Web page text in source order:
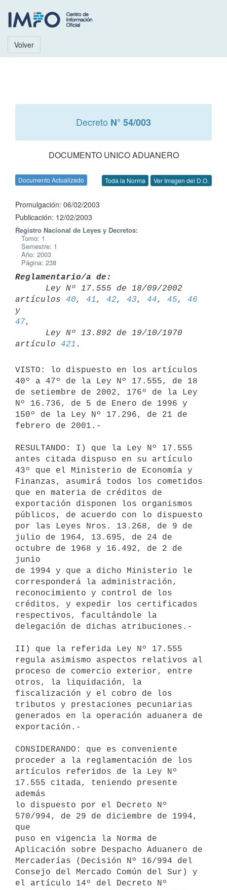
Volver
Decreto N° 54/003
DOCUMENTO UNICO ADUANERO
Documento Actualizado Toda la Norma Ver Imagen del D.O.
Promulgación: 06/02/2003
Publicación: 12/02/2003
Registro Nacional de Leyes y Decretos:
Tomo: 1
Semestre: 1
Año: 2003
Página: 238
Reglamentario/a de:
artículos 40, 41 , 42, 43, 44, 45, 46
y
47,
artículo 421
VISTO: lo dispuesto en los artículos
40º a 47º de la Ley Nº 17.555, de 18
de setiembre de 2002, 176º de la Ley
Nº 16.736, de 5 de Enero de 1996 y
150º de la Ley Nº 17.296, de 21 de
febrero de 2001.-
RESULTANDO: I) que la Ley Nº 17.555
antes citada dispuso en su artículo
43º que el Ministerio de Economía y
Finanzas, asumirá todos los cometidos
que en materia de créditos de
exportación disponen los organismos
públicos, de acuerdo con lo dispuesto
por las Leyes Nros. 13.268, de 9 de
julio de 1964, 13.695, de 24 de
octubre de 1968 y 16.492, de 2 de
junio
de 1994 y que a dicho Ministerio le
corresponderá la administración,
reconocimiento y control de los
créditos, y expedir los certificados
respectivos, facultándole la
delegación de dichas atribuciones.-
II) que la referida Ley Nº 17.555
regula asimismo aspectos relativos al
proceso de comercio exterior, entre
otros, la liquidación, la
fiscalización y el cobro de los
tributos y prestaciones pecuniarias
generados en la operación aduanera de
exportación.-
CONSIDERANDO: que es conveniente
proceder a la reglamentación de los
artículos referidos de la Ley Nº
17.555 citada, teniendo presente
además
lo dispuesto por el Decreto Nº
570/994, de 29 de diciembre de 1994,
que
puso en vigencia la Norma de
Aplicación sobre Despacho Aduanero de
Mercaderías (Decisión Nº 16/994 del
Consejo del Mercado Común del Sur) y
el artículo 14º del Decreto Nº